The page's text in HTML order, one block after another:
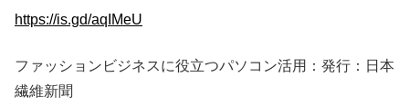
https://is.gd/aqIMeU
ファッションビジネスに役立つパソコン活用：発行：日本
繊維新聞